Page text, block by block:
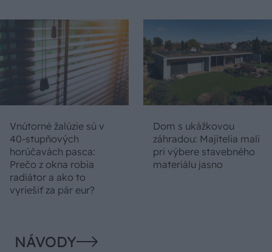
Vnútorné žalúzie sú v
40-stupňových
horúčavách pasca:
Prečo z okna robia
radiátor a ako to
vyriešiť za pár eur?
Dom s ukážkovou
záhradou: Majitelia mali
pri výbere stavebného
materiálu jasno
NÁVODY